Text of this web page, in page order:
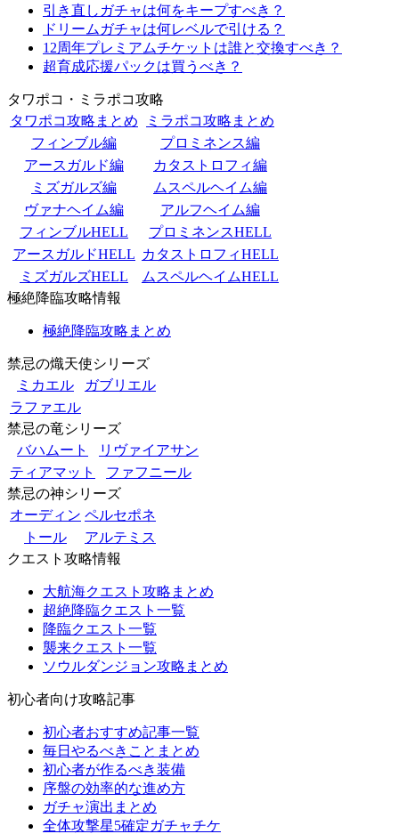
引き直しガチャは何をキープすべき？
ドリームガチャは何レベルで引ける？
12周年プレミアムチケットは誰と交換すべき？
超育成応援パックは買うべき？
タワポコ・ミラポコ攻略
タワポコ攻略まとめ
ミラポコ攻略まとめ
フィンブル編
プロミネンス編
アースガルド編
カタストロフィ編
ミズガルズ編
ムスペルヘイム編
ヴァナヘイム編
アルフヘイム編
フィンブルHELL
プロミネンスHELL
アースガルドHELL カタストロフィHELL
ミズガルズHELL
ムスペルヘイムHELL
極絶降臨攻略情報
極絶降臨攻略まとめ
禁忌の熾天使シリーズ
ミカエル
ガブリエル
ラファエル
禁忌の竜シリーズ
バハムート
リヴァイアサン
ティアマット
ファフニール
禁忌の神シリーズ
オーディン ペルセポネ
トール
アルテミス
クエスト攻略情報
大航海クエスト攻略まとめ
超絶降臨クエスト一覧
降臨クエスト一覧
襲来クエスト一覧
ソウルダンジョン攻略まとめ
初心者向け攻略記事
初心者おすすめ記事一覧
毎日やるべきことまとめ
初心者が作るべき装備
序盤の効率的な進め方
ガチャ演出まとめ
全体攻撃星5確定ガチャチケ